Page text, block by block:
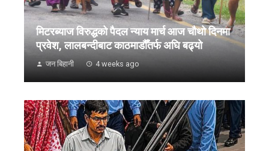
मिटरब्याज विरुद्धको पैदल न्याय मार्च आज चौथो दिनमा
प्रवेश, लालबन्दीबाट काठमाडौँतर्फ अघि बढ्यो
जन बिहानी 4 weeks ago